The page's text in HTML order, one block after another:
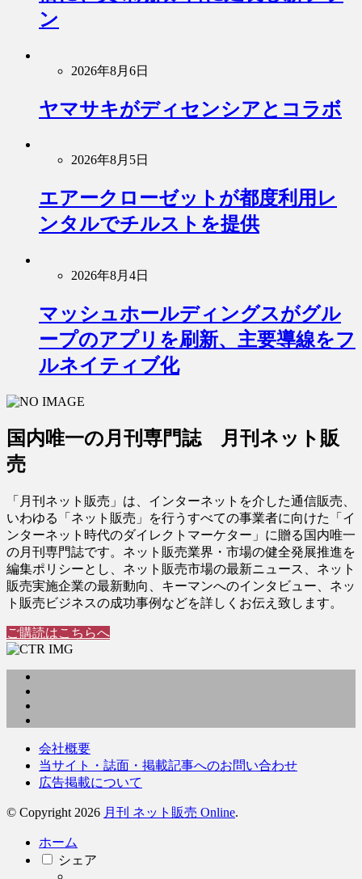
ン
2026年8月6日
ヤマサキがディセンシアとコラボ
2026年8月5日
エアークローゼットが都度利用レ
ンタルでチルストを提供
2026年8月4日
マッシュホールディングスがグル
ープのアプリを刷新、主要導線をフ
ルネイティブ化
国内唯一の月刊専門誌 月刊ネット販
売
「月刊ネット販売」は、インターネットを介した通信販売、
いわゆる「ネット販売」を行うすべての事業者に向けた「イ
ンターネット時代のダイレクトマーケター」に贈る国内唯一
の月刊専門誌です。ネット販売業界・市場の健全発展推進を
編集ポリシーとし、ネット販売市場の最新ニュース、ネット
販売実施企業の最新動向、キーマンへのインタビュー、ネッ
ト販売ビジネスの成功事例などを詳しくお伝え致します。
ご購読はこちらへ
会社概要
当サイト・誌面・掲載記事へのお問い合わせ
広告掲載について
© Copyright 2026 月刊 ネット販売 Online.
ホーム
シェア